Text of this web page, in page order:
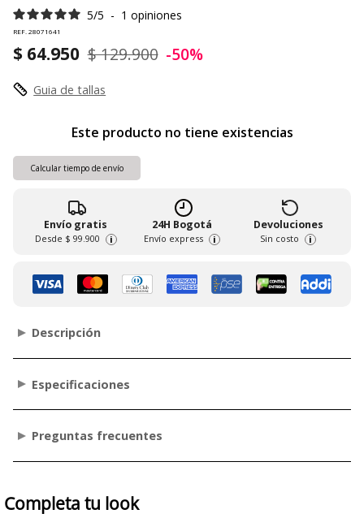
5/5 - 1 opiniones
REF. 28071641
$ 64.950 $ 129.900 -50%
Guia de tallas
Este producto no tiene existencias
Calcular tiempo de envío
Envío gratis
Desde $ 99.900 i
24H Bogotá
Envío express i
Devoluciones
Sin costo i
Descripción
Especificaciones
Preguntas frecuentes
Completa tu look